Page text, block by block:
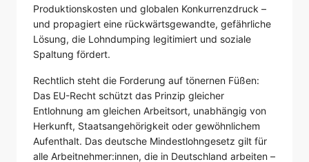
Produktionskosten und globalen Konkurrenzdruck –
und propagiert eine rückwärtsgewandte, gefährliche
Lösung, die Lohndumping legitimiert und soziale
Spaltung fördert.
Rechtlich steht die Forderung auf tönernen Füßen:
Das EU-Recht schützt das Prinzip gleicher
Entlohnung am gleichen Arbeitsort, unabhängig von
Herkunft, Staatsangehörigkeit oder gewöhnlichem
Aufenthalt. Das deutsche Mindestlohngesetz gilt für
alle Arbeitnehmer:innen, die in Deutschland arbeiten –